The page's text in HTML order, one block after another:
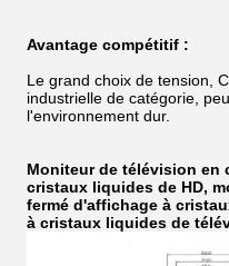
Avantage compétitif :
Le grand choix de tension,
industrielle de catégorie,
l'environnement dur.
Moniteur de télévision en
cristaux liquides de HD,
fermé d'affichage à
à cristaux liquides de